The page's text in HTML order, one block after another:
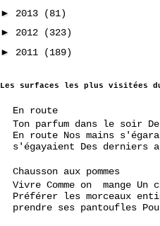
► 2013
(81)
► 2012
(323)
► 2011 (189)
Les surfaces les plus visitées
En route
Ton parfum dans le soir
En route Nos mains
s'égayaient Des derniers
Chausson aux pommes
Vivre Comme on mange Un
Préférer les morceaux
prendre ses pantoufles